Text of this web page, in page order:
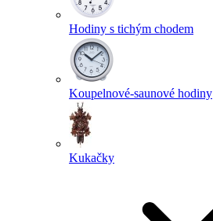
Hodiny s tichým chodem
Koupelnové-saunové hodiny
Kukačky